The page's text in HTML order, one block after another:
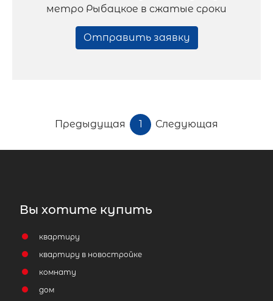
метро Рыбацкое в сжатые сроки
Отправить заявку
Предыдущая 1 Следующая
Вы хотите купить
квартиру
квартиру в новостройке
комнату
дом